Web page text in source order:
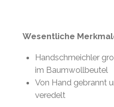
Wesentliche
Handschmeichler
im Baumwollbeutel
Von Hand gebrannt
veredelt